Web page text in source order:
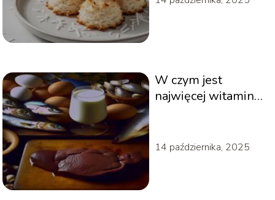
W czym jest
najwięcej witaminy
14 października, 2025